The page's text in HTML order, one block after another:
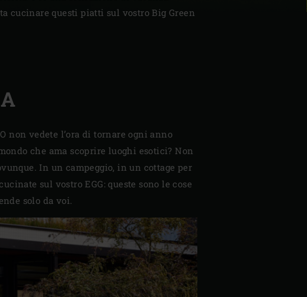
cucinare questi piatti sul vostro Big Green
non vedete l’ora di tornare ogni anno
che ama scoprire luoghi esotici? Non
In un campeggio, in un cottage per
sul vostro EGG: queste sono le cose
solo da voi.